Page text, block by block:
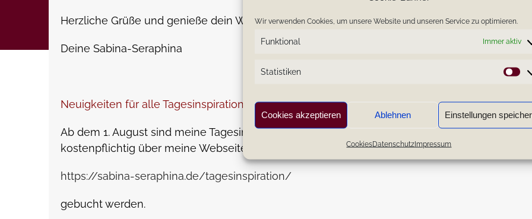
Wir verwenden Cookies, um unsere Website und unseren Service zu optimieren.
Funktional Immer aktiv
Statistiken
Cookies akzeptieren Ablehnen Einstellungen
CookiesDatenschutzImpressum
Herzliche Grüße und genieße dein Wochenende und lass die Sonnenblume in dir erstrahlen!
Deine Sabina-Seraphina
Neuigkeiten für alle Tagesinspirations-Leser!
Ab dem 1. August sind meine Tagesinspirationen nicht mehr länger kostenfrei, sondern
kostenpflichtig über meine Webseite
https://sabina-seraphina.de/tagesinspiration/
gebucht werden.